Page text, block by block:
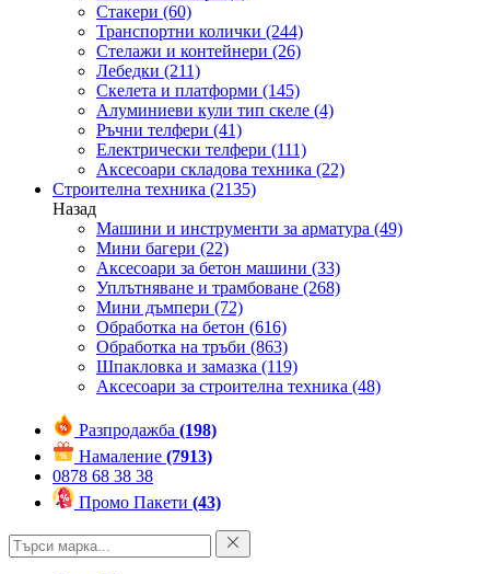
Стакери (60)
Транспортни колички (244)
Стелажи и контейнери (26)
Лебедки (211)
Скелета и платформи (145)
Алуминиеви кули тип скеле (4)
Ръчни телфери (41)
Електрически телфери (111)
Аксесоари складова техника (22)
Строителна техника (2135)
Назад
Машини и инструменти за арматура (49)
Мини багери (22)
Аксесоари за бетон машини (33)
Уплътняване и трамбоване (268)
Мини дъмпери (72)
Обработка на бетон (616)
Обработка на тръби (863)
Шпакловка и замазка (119)
Аксесоари за строителна техника (48)
Разпродажба (198)
Намаление (7913)
0878 68 38 38
Промо Пакети (43)